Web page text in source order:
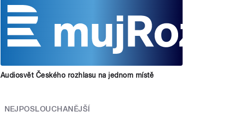
Audiosvět Českého rozhlasu na jednom místě
NEJPOSLOUCHANĚJŠÍ